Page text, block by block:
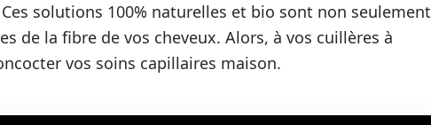
solutions 100% naturelles et bio sont non seulement
de la fibre de vos cheveux. Alors, à vos cuillères à
vos soins capillaires maison.